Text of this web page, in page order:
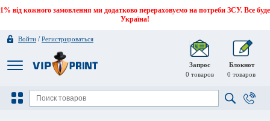
1% від кожного замовлення ми додатково перераховуємо на потреби ЗСУ. Все буде
Україна!
Войти /Регистрироваться
Запрос
0 товаров
Блокнот
0 товаров